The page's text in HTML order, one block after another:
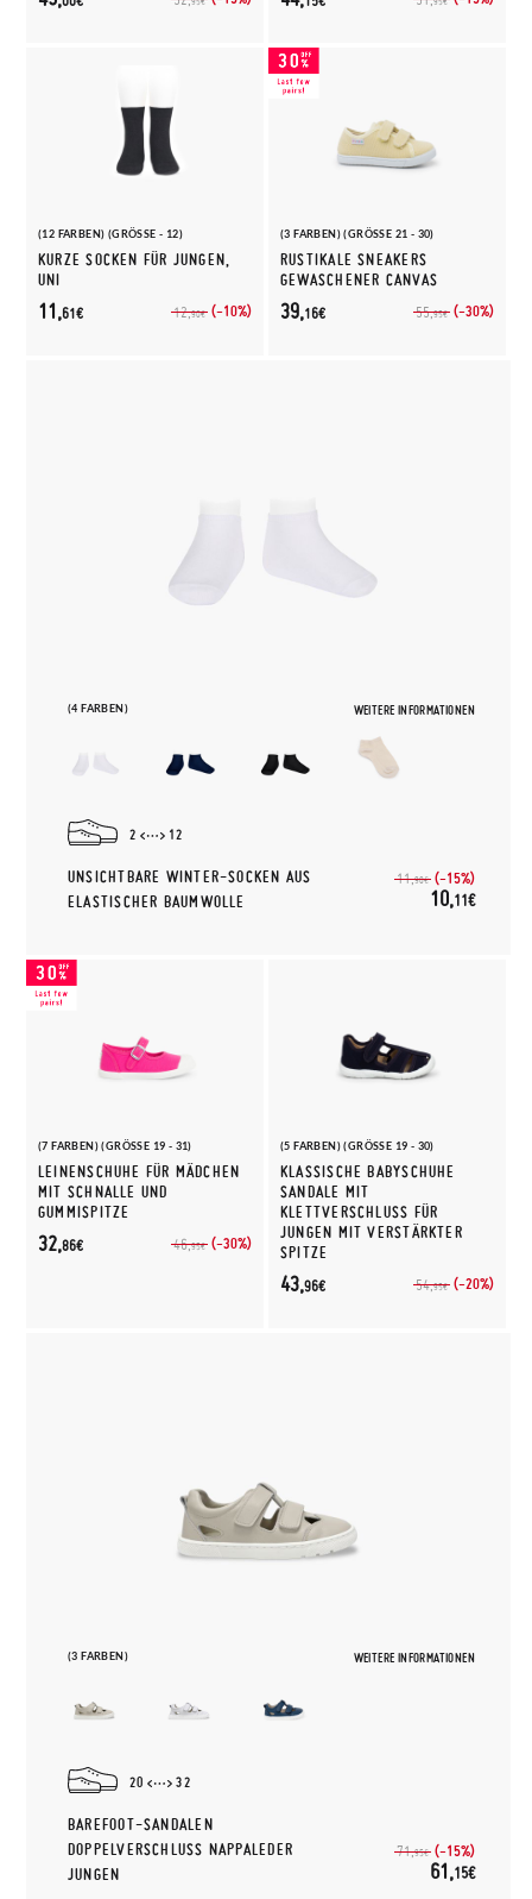
(12 FARBEN) (GRÖSSE - 12)
KURZE SOCKEN FÜR JUNGEN,
UNI
12,90€ (-10%)
11,61€
(3 FARBEN) (GRÖSSE 21 - 30)
RUSTIKALE SNEAKERS
GEWASCHENER CANVAS
55,95€ (-30%)
39,16€
(4 FARBEN) WEITERE INFORMATIONEN
2 12
UNSICHTBARE WINTER-SOCKEN AUS
ELASTISCHER BAUMWOLLE
11,90€ (-15%)
10,11€
(7 FARBEN) (GRÖSSE 19 - 31)
LEINENSCHUHE FÜR MÄDCHEN
MIT SCHNALLE UND
GUMMISPITZE
46,95€ (-30%)
32,86€
(5 FARBEN) (GRÖSSE 19 - 30)
KLASSISCHE BABYSCHUHE
SANDALE MIT
KLETTVERSCHLUSS FÜR
JUNGEN MIT VERSTÄRKTER
SPITZE
54,95€ (-20%)
43,96€
(3 FARBEN) WEITERE INFORMATIONEN
20 32
BAREFOOT-SANDALEN
DOPPELVERSCHLUSS NAPPALEDER
JUNGEN
71,95€ (-15%)
61,15€